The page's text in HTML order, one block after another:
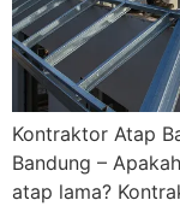
Kontraktor Atap
Bandung –
atap lama?